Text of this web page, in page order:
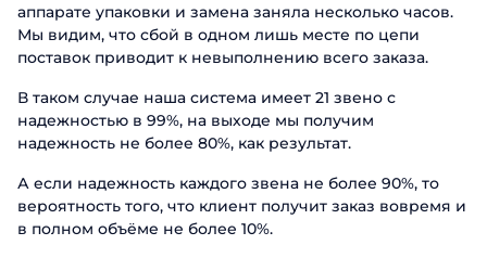
аппарате упаковки и замена заняла несколько часов.
Мы видим, что сбой в одном лишь месте по цепи
поставок приводит к невыполнению всего заказа.
В таком случае наша система имеет 21 звено с
надежностью в 99%, на выходе мы получим
надежность не более 80%, как результат.
А если надежность каждого звена не более 90%, то
вероятность того, что клиент получит заказ вовремя и
в полном объёме не более 10%.